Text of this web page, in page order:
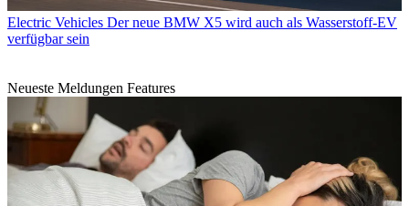
Electric Vehicles Der neue BMW X5 wird auch als Wasserstoff-EV
verfügbar sein
Neueste Meldungen Features